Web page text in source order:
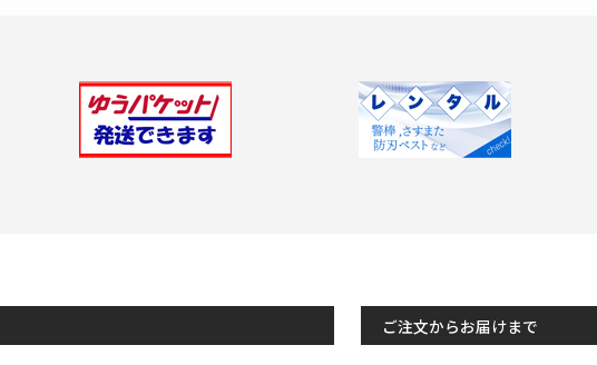
Next
ご注文からお届けまで